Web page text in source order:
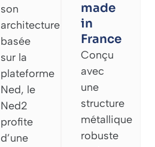
son
architecture
basée
sur la
plateforme
Ned, le
Ned2
profite
d’une
made
in
France
Conçu
avec
une
structure
métallique
robuste